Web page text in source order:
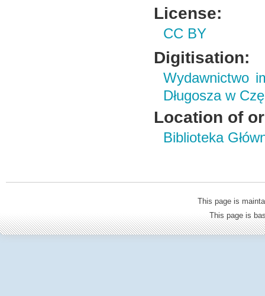
License:
CC BY
Digitisation:
Wydawnictwo
Długosza w
Location of
Biblioteka
This page is
This page is